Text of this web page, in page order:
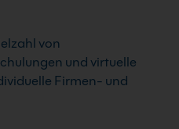
von
und virtuelle
Firmen- und